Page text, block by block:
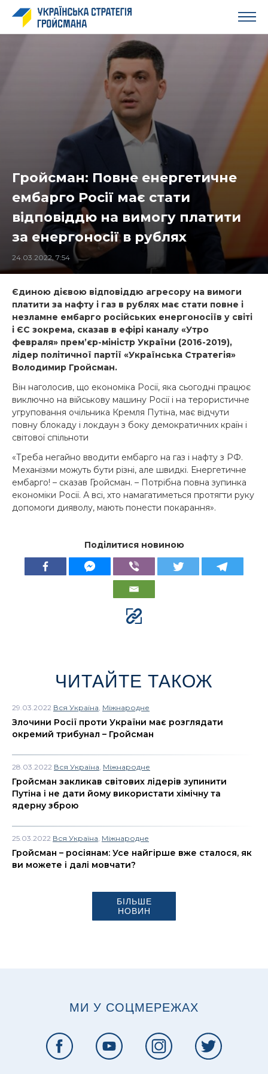
Гройсман: Повне енергетичне
ембарго Росії має стати
відповіддю на вимогу платити
за енергоносії в рублях
24.03.2022, 7:54
Єдиною дієвою відповіддю агресору на вимоги
платити за нафту і газ в рублях має стати повне і
незламне ембарго російських енергоносіїв у світі
і ЄС зокрема, сказав в ефірі каналу «Утро
февраля» прем’єр-міністр України (2016-2019),
лідер політичної партії «Українська Стратегія»
Володимир Гройсман.
Він наголосив, що економіка Росії, яка сьогодні працює
виключно на військову машину Росії і на терористичне
угруповання очільника Кремля Путіна, має відчути
повну блокаду і локдаун з боку демократичних країн і
світової спільноти
«Треба негайно вводити ембарго на газ і нафту з РФ.
Механізми можуть бути різні, але швидкі. Енергетичне
ембарго! – сказав Гройсман. – Потрібна повна зупинка
економіки Росії. А всі, хто намагатиметься протягти руку
допомоги дияволу, мають понести покарання».
Поділитися новиною
ЧИТАЙТЕ ТАКОЖ
29.03.2022 Вся Україна Міжнародне
Злочини Росії проти України має розглядати
окремий трибунал – Гройсман
28.03.2022 Вся Україна Міжнародне
Гройсман закликав світових лідерів зупинити
Путіна і не дати йому використати хімічну та
ядерну зброю
25.03.2022 Вся Україна Міжнародне
Гройсман – росіянам: Усе найгірше вже сталося, як
ви можете і далі мовчати?
БІЛЬШЕ
НОВИН
МИ У СОЦМЕРЕЖАХ